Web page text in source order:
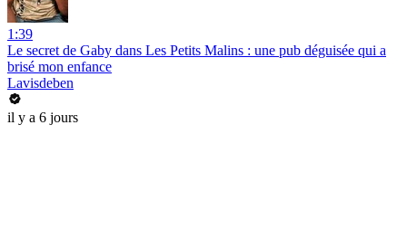
1:39
Le secret de Gaby dans Les Petits Malins : une pub déguisée qui a
brisé mon enfance
Lavisdeben
il y a 6 jours